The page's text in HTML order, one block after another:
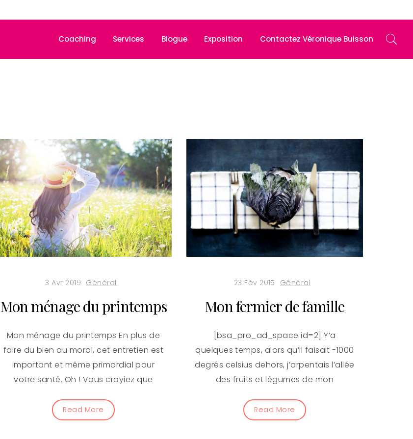
Coaching Services Blogue Exposition Contactez Véronique Buisson
3 Avr 2019 Général
Mon ménage du printemps
Mon ménage du printemps En plus de
faire du bien au moral, cet entretien est
important et même primordial pour
votre santé. Oh ! Vous croyiez que
Read More
23 Fév 2015 Général
Mon fermier de famille
[bsa_pro_ad_space id=2] Y’a
quelques temps, alors qu’il faisait -1000
degrés celsius dehors, j’arpentais l’allée
des fruits et légumes de mon
Read More